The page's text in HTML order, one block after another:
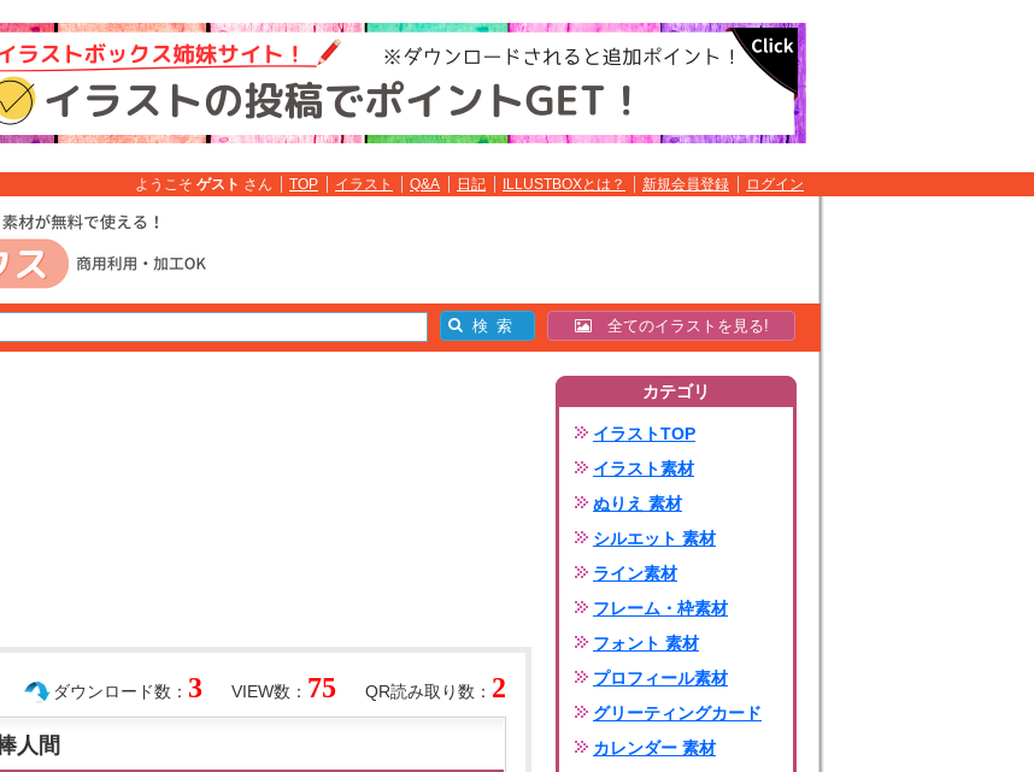
ようこそ ゲスト さん TOP イラスト Q&A 日記 ILLUSTBOXとは？ 新規会員登録 ログイン
全てのイラストを見る!
QR読み取り数： 2
VIEW数： 75
ダウンロード数： 3
人間
カテゴリ
イラストTOP
イラスト素材
ぬりえ 素材
シルエット 素材
ライン素材
フレーム・枠素材
フォント 素材
プロフィール素材
グリーティングカード
カレンダー 素材